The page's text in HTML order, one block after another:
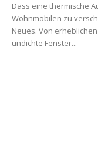
Dass eine thermische
Wohnmobilen zu
Neues. Von
undichte Fenster...